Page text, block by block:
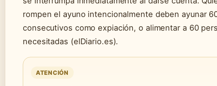
rompen el ayuno intencionalmente deben ayunar
consecutivos como expiación, o alimentar a 60
necesitadas (elDiario.es).
ATENCIÓN